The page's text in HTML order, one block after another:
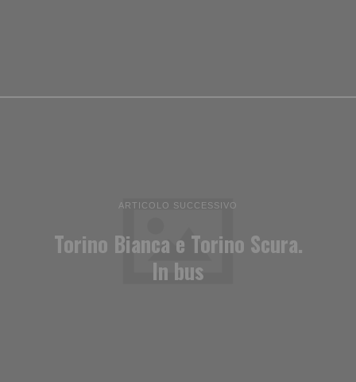
ARTICOLO SUCCESSIVO
Torino Bianca e Torino Scura.
In bus